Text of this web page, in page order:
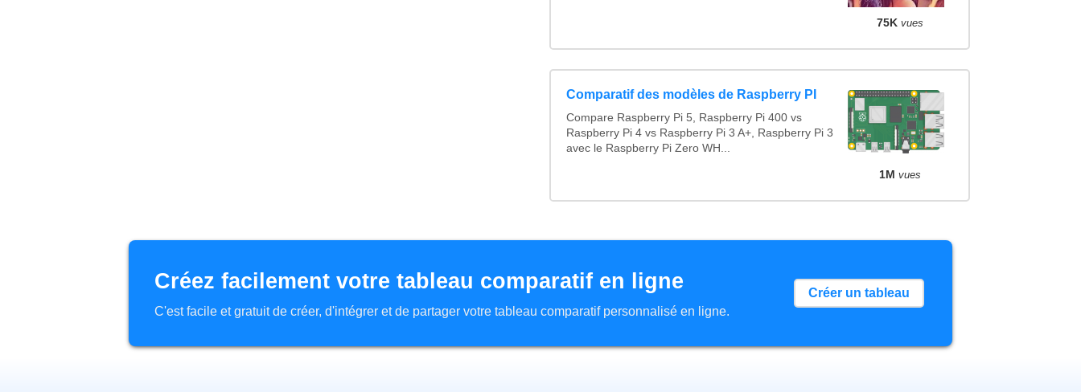
75K vues
Comparatif des modèles de Raspberry PI
Compare Raspberry Pi 5, Raspberry Pi 400 vs
Raspberry Pi 4 vs Raspberry Pi 3 A+, Raspberry Pi 3
avec le Raspberry Pi Zero WH...
1M vues
Créez facilement votre tableau comparatif en ligne
C'est facile et gratuit de créer, d'intégrer et de partager votre tableau comparatif personnalisé en ligne.
Créer un tableau